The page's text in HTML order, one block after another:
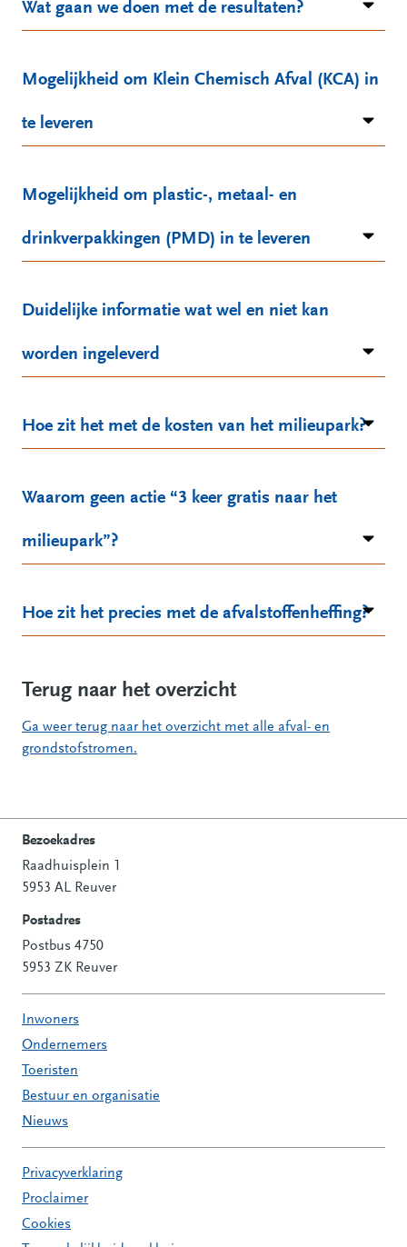
Wat gaan we doen met de resultaten?
Mogelijkheid om Klein Chemisch Afval (KCA) in
te leveren
Mogelijkheid om plastic-, metaal- en
drinkverpakkingen (PMD) in te leveren
Duidelijke informatie wat wel en niet kan
worden ingeleverd
Hoe zit het met de kosten van het milieupark?
Waarom geen actie “3 keer gratis naar het
milieupark”?
Hoe zit het precies met de afvalstoffenheffing?
Terug naar het overzicht
Ga weer terug naar het overzicht met alle afval- en
grondstofstromen.
Contactinformatie
Bezoekadres
Raadhuisplein 1
5953 AL Reuver
Postadres
Postbus 4750
5953 ZK Reuver
Inwoners
Ondernemers
Toeristen
Bestuur en organisatie
Nieuws
Privacyverklaring
Proclaimer
Cookies